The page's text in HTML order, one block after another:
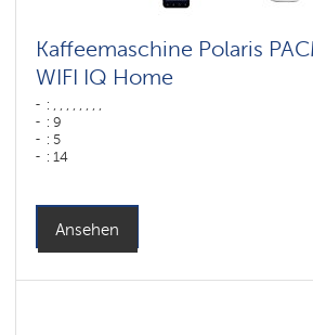
Kaffeemaschine Polaris
WIFI IQ Home
: , , , , , , , ,
: 9
: 5
: 14
: ,
Farbe: черный
Ansehen